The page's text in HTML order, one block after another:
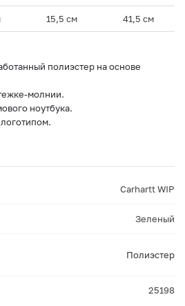
15,5 см 41,5 см
полиэстер на основе
молнии.
ноутбука.
Carhartt WIP
Зеленый
Полиэстер
25198